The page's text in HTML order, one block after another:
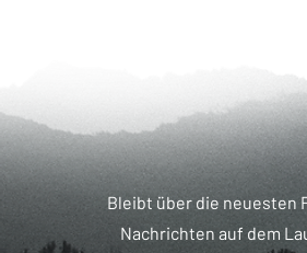
Bleibt über die neuesten
Nachrichten auf dem